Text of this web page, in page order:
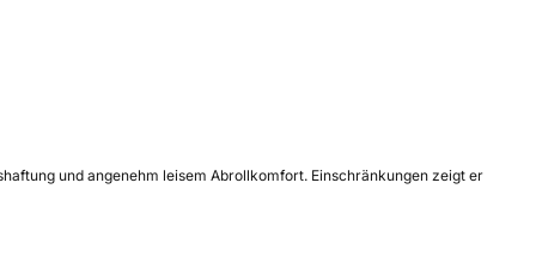
und angenehm leisem Abrollkomfort. Einschränkungen zeigt er